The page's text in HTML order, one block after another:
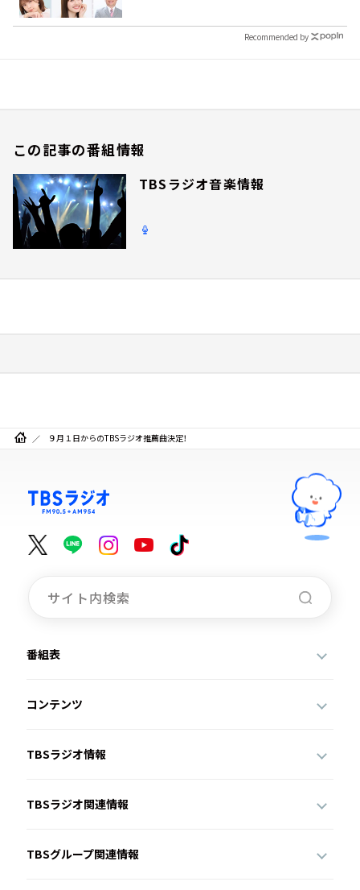
Recommended by
この記事の番組情報
TBSラジオ音楽情報
９月１日からのTBSラジオ推薦曲決定！
番組表
コンテンツ
TBSラジオ情報
TBSラジオ関連情報
TBSグループ関連情報